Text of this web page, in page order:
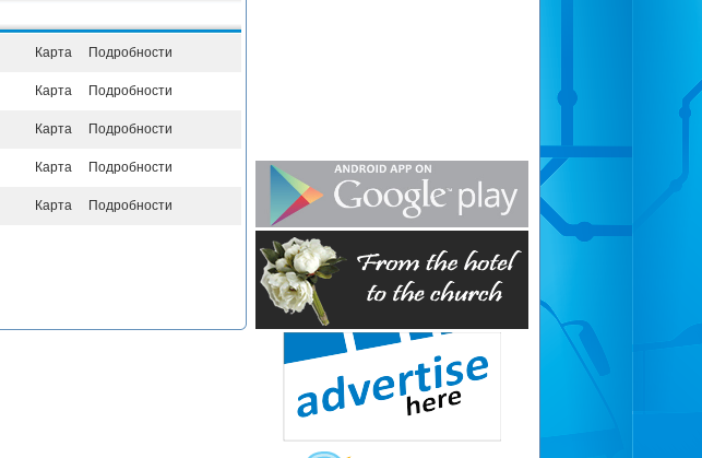
Карта Подробности
Карта Подробности
Карта Подробности
Карта Подробности
Карта Подробности